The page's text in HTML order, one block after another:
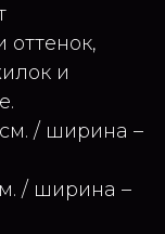
и
/ ширина –
/ ширина –